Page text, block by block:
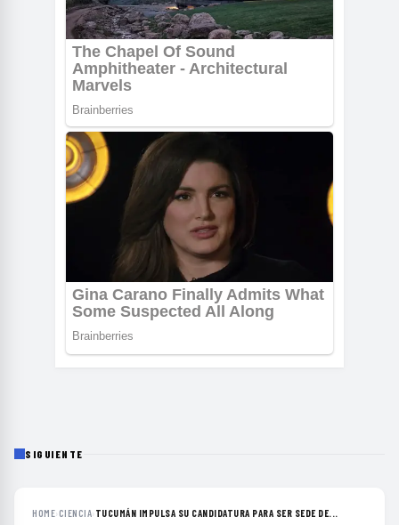
SIGUIENTE
HOME›CIENCIA› TUCUMÁN IMPULSA SU CANDIDATURA PARA SER SEDE DE...